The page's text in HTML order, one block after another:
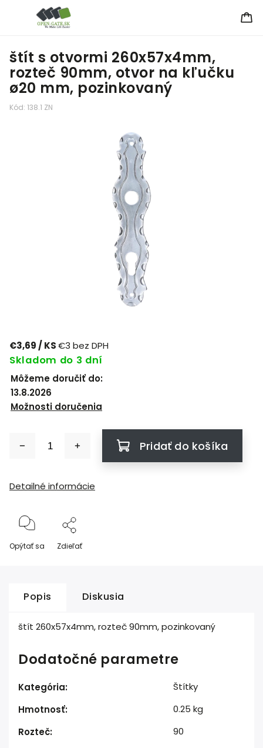
štít s otvormi 260x57x4mm,
rozteč 90mm, otvor na kľučku
ø20 mm, pozinkovaný
Kód: 138.1 ZN
€3,69 / KS€3 bez DPH
Skladom do 3 dní
Môžeme doručiť do:
13.8.2026
Možnosti doručenia
Pridať do košíka
Detailné informácie
Opýtať sa Zdieľať
Popis Diskusia
štít 260x57x4mm, rozteč 90mm, pozinkovaný
Dodatočné parametre
Kategória:
Štítky
Hmotnosť:
0.25 kg
Rozteč:
90